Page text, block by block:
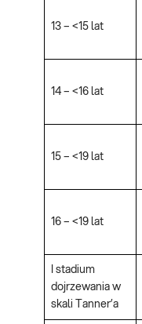
13 – <15 lat
14 – <16 lat
15 – <19 lat
16 – <19 lat
I stadium
dojrzewania w
skali Tanner’a